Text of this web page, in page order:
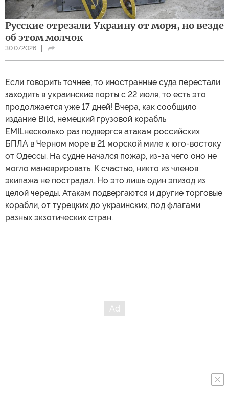
Русские отрезали Украину от моря, но везде
об этом молчок
30.07.2026
Если говорить точнее, то иностранные суда перестали
заходить в украинские порты с 22 июля, то есть это
продолжается уже 17 дней! Вчера, как сообщило
издание Bild, немецкий грузовой корабль
EMILнесколько раз подвергся атакам российских
БПЛА в Черном море в 21 морской миле к юго-востоку
от Одессы. На судне начался пожар, из-за чего оно не
могло маневрировать. К счастью, никто из членов
экипажа не пострадал. Но это лишь один эпизод из
целой череды. Атакам подвергаются и другие торговые
корабли, от турецких до украинских, под флагами
разных экзотических стран.